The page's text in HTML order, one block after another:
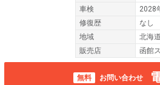
車検
2028
修復歴
なし
地域
北海
販売店
函館
無料 お問い合わせ